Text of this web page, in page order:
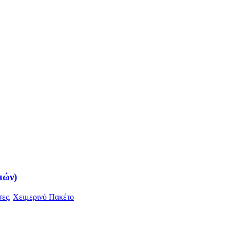
, Χειμερινό Πακέτο